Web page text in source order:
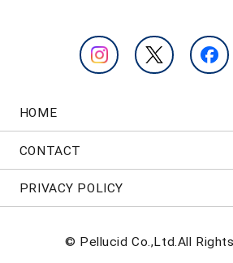
HOME
CONTACT
PRIVACY POLICY
© Pellucid Co.,Ltd.All